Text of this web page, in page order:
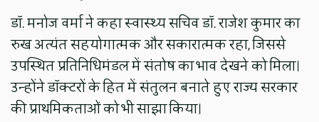
डॉ. मनोज वर्मा ने कहा स्वास्थ्य सचिव डॉ. राजेश कुमार का
रुख अत्यंत सहयोगात्मक और सकारात्मक रहा, जिससे
उपस्थित प्रतिनिधिमंडल में संतोष का भाव देखने को मिला।
उन्होंने डॉक्टरों के हित में संतुलन बनाते हुए राज्य सरकार
की प्राथमिकताओं को भी साझा किया।